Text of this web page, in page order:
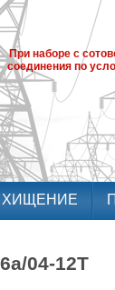
При наборе с
соединения по
ХИЩЕНИЕ
04-12Т